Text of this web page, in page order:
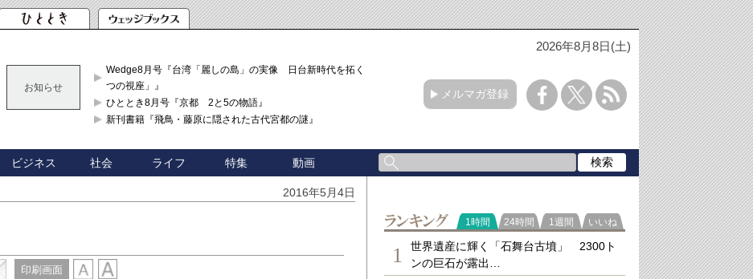
2026年8月8日(土)
お知らせ
Wedge8月号『台湾「麗しの島」の実像 日台新時代を拓く「3
つの視座」』
ひととき8月号『京都 2と5の物語』
新刊書籍『飛鳥・藤原に隠された古代宮都の謎』
メルマガ登録
ビジネス 社会 ライフ 特集 動画
2016年5月4日
印刷画面
ランキング
1時間 24時間 1週間 いいね
1
世界遺産に輝く「石舞台古墳」 2300ト
ンの巨石が露出…